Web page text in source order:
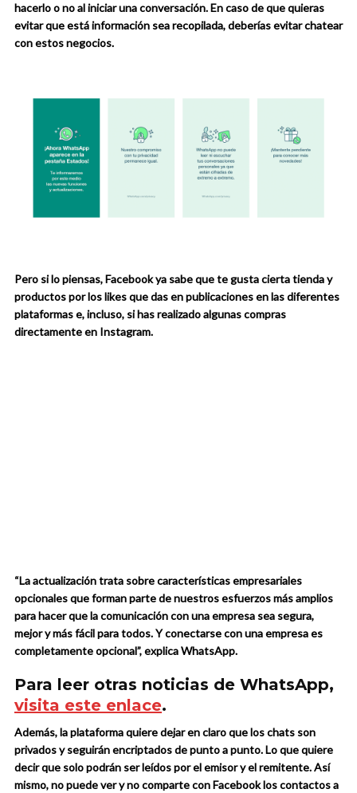
hacerlo o no al iniciar una conversación. En caso de que quieras
evitar que está información sea recopilada, deberías evitar chatear
con estos negocios.
Pero si lo piensas, Facebook ya sabe que te gusta cierta tienda y
productos por los likes que das en publicaciones en las diferentes
plataformas e, incluso, si has realizado algunas compras
directamente en Instagram.
“La actualización trata sobre características empresariales
opcionales que forman parte de nuestros esfuerzos más amplios
para hacer que la comunicación con una empresa sea segura,
mejor y más fácil para todos. Y conectarse con una empresa es
completamente opcional”, explica WhatsApp.
Para leer otras noticias de WhatsApp,
visita este enlace.
Además, la plataforma quiere dejar en claro que los chats son
privados y seguirán encriptados de punto a punto. Lo que quiere
decir que solo podrán ser leídos por el emisor y el remitente. Así
mismo, no puede ver y no comparte con Facebook los contactos a